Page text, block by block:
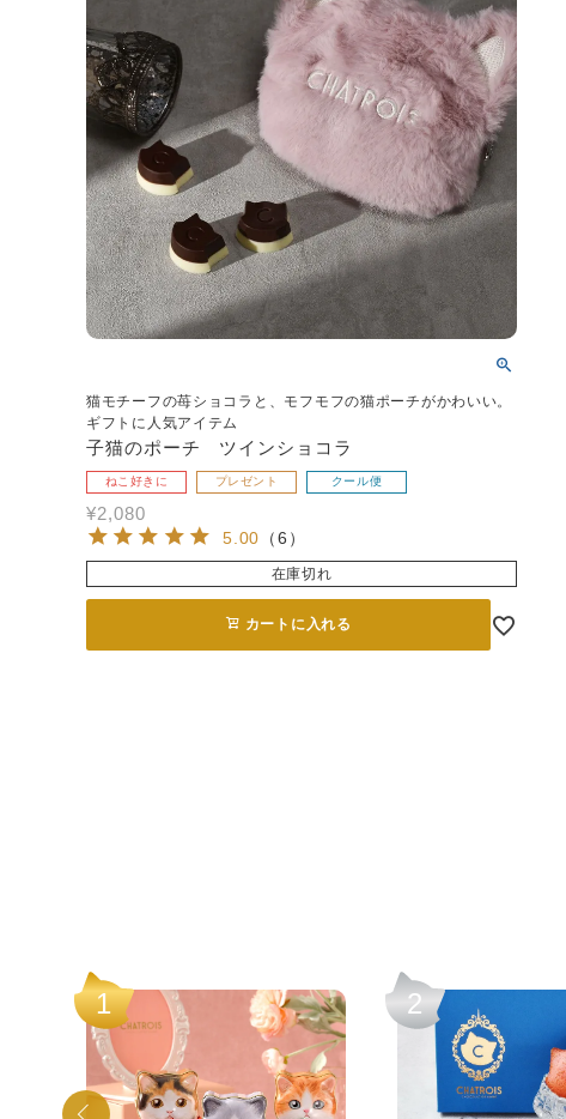
猫モチーフの苺ショコラと、モフモフの猫ポーチがかわいい。
ギフトに人気アイテム
子猫のポーチ ツインショコラ
ねこ好きに プレゼント クール便
¥2,080
5.00 （6 ）
在庫切れ
カートに入れる
1 2